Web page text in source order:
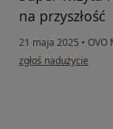
na przyszłość
21 maja 2025 • OVO
w opinii użytkownika
zgłoś nadużycie